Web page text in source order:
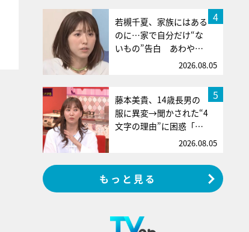
4
若槻千夏、家族にはある
のに…家で自分だけ“な
いもの”告白 あわや…
2026.08.05
5
藤本美貴、14歳長男の
服に異変→聞かされた“4
文字の理由”に困惑「…
2026.08.05
もっと見る